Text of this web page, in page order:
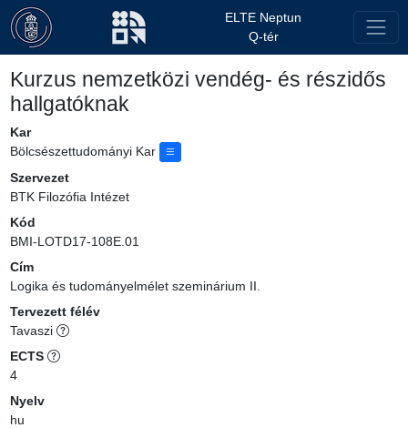
ELTE Neptun
Q-tér
Kurzus nemzetközi vendég- és részidős
hallgatóknak
Kar
Bölcsészettudományi Kar
Szervezet
BTK Filozófia Intézet
Kód
BMI-LOTD17-108E.01
Cím
Logika és tudományelmélet szeminárium II.
Tervezett félév
Tavaszi
ECTS
4
Nyelv
hu